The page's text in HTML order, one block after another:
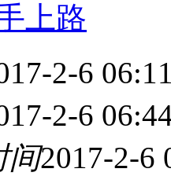
上路
2-6
2-6
间2017-2-6